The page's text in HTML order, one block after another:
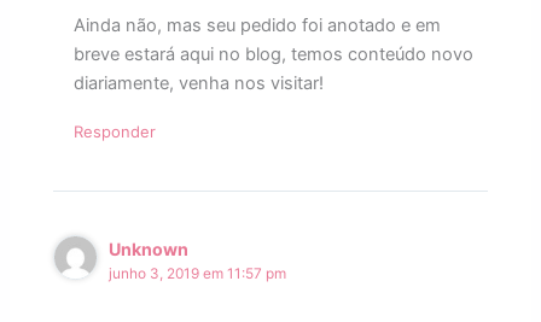
Ainda não, mas seu pedido foi anotado e em
breve estará aqui no blog, temos conteúdo novo
diariamente, venha nos visitar!
Responder
Unknown
junho 3, 2019 em 11:57 pm